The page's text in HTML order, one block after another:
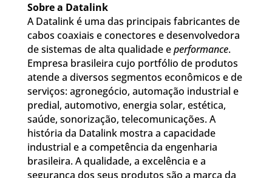
Sobre a Datalink
A Datalink é uma das principais fabricantes de
cabos coaxiais e conectores e desenvolvedora
de sistemas de alta qualidade eperformance.
Empresa brasileira cujo portfólio de produtos
atende a diversos segmentos econômicos e de
serviços: agronegócio, automação industrial e
predial, automotivo, energia solar, estética,
saúde, sonorização, telecomunicações. A
história da Datalink mostra a capacidade
industrial e a competência da engenharia
brasileira. A qualidade, a excelência e a
segurança dos seus produtos são a marca da